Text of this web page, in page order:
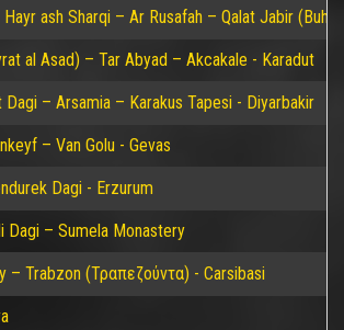
ash Sharqi – Ar Rusafah – Qalat Jabir
al Asad) – Tar Abyad – Akcakale - Karadut
– Arsamia – Karakus Tapesi - Diyarbakir
– Van Golu - Gevas
Dagi - Erzurum
Dagi – Sumela Monastery
– Trabzon (Τραπεζούντα) - Carsibasi